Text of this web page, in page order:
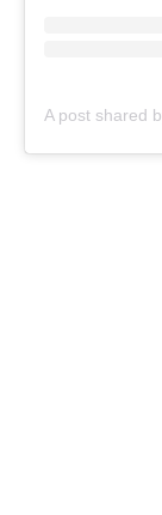
A post shared